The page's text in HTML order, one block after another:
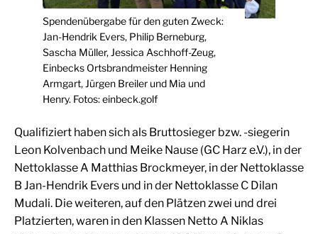
Spendenübergabe für den guten Zweck:
Jan-Hendrik Evers, Philip Berneburg,
Sascha Müller, Jessica Aschhoff-Zeug,
Einbecks Ortsbrandmeister Henning
Armgart, Jürgen Breiler und Mia und
Henry. Fotos: einbeck.golf
Qualifiziert haben sich als Bruttosieger bzw. -siegerin
Leon Kolvenbach und Meike Nause (GC Harz e.V.), in der
Nettoklasse A Matthias Brockmeyer, in der Nettoklasse
B Jan-Hendrik Evers und in der Nettoklasse C Dilan
Mudali. Die weiteren, auf den Plätzen zwei und drei
Platzierten, waren in den Klassen Netto A Niklas